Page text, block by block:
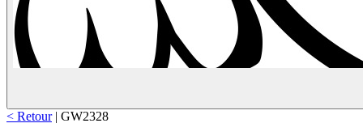
< Retour | GW2328